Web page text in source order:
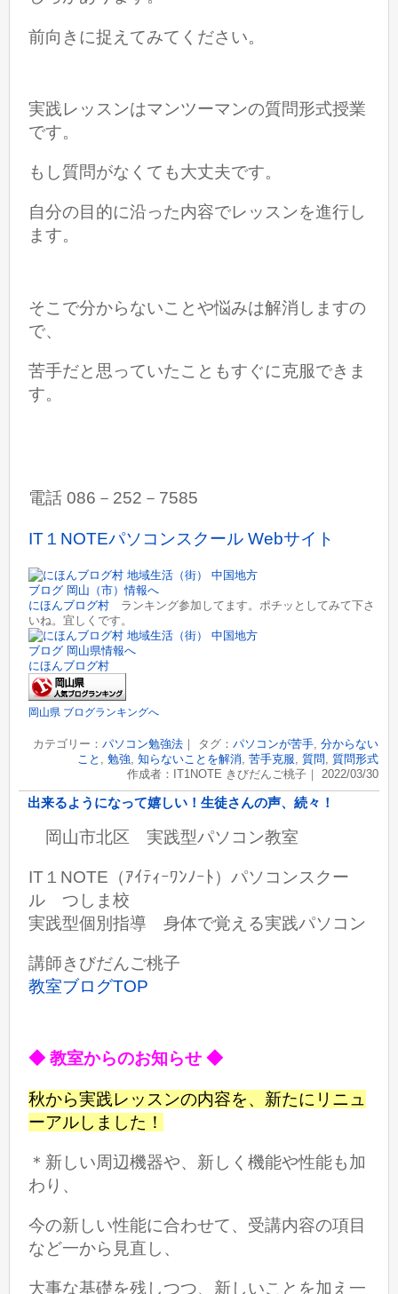
前向きに捉えてみてください。
実践レッスンはマンツーマンの質問形式授業
です。
もし質問がなくても大丈夫です。
自分の目的に沿った内容でレッスンを進行し
ます。
そこで分からないことや悩みは解消しますの
で、
苦手だと思っていたこともすぐに克服できま
す。
電話 086－252－7585
IT１NOTEパソコンスクール Webサイト
にほんブログ村 ランキング参加してます。ポチッとしてみて下さ
いね。宜しくです。
にほんブログ村
岡山県 ブログランキングへ
カテゴリー： パソコン勉強法｜ タグ： パソコンが苦手, 分からない
こと , 勉強, 知らないことを解消, 苦手克服, 質問, 質問形式
作成者：IT1NOTE きびだんご桃子｜ 2022/03/30
出来るようになって嬉しい！生徒さんの声、続々！
岡山市北区 実践型パソコン教室
IT１NOTE（ｱｲﾃｨｰﾜﾝﾉｰﾄ）パソコンスクー
ル つしま校
実践型個別指導 身体で覚える実践パソコン
講師きびだんご桃子
教室ブログTOP
◆ 教室からのお知らせ ◆
秋から実践レッスンの内容を、新たにリニュ
ーアルしました！
＊新しい周辺機器や、新しく機能や性能も加
わり、
今の新しい性能に合わせて、 受講内容の項目
など一から見直し、
大事な基礎を残しつつ、 新しいことを加え 一